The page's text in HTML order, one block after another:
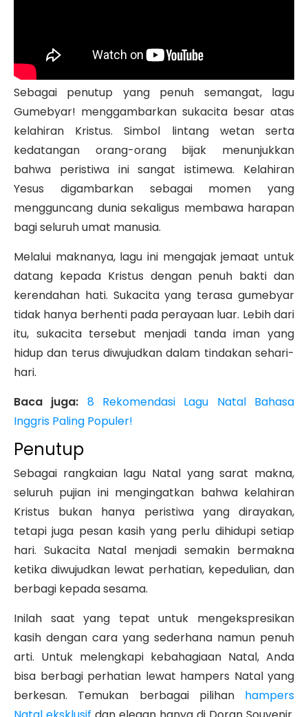
Sebagai penutup yang penuh semangat, lagu
Gumebyar! menggambarkan sukacita besar atas
kelahiran Kristus. Simbol lintang wetan serta
kedatangan orang-orang bijak menunjukkan
bahwa peristiwa ini sangat istimewa. Kelahiran
Yesus digambarkan sebagai momen yang
mengguncang dunia sekaligus membawa harapan
bagi seluruh umat manusia.
Melalui maknanya, lagu ini mengajak jemaat untuk
datang kepada Kristus dengan penuh bakti dan
kerendahan hati. Sukacita yang terasa gumebyar
tidak hanya berhenti pada perayaan luar. Lebih dari
itu, sukacita tersebut menjadi tanda iman yang
hidup dan terus diwujudkan dalam tindakan sehari-
hari.
Baca juga: 8 Rekomendasi Lagu Natal Bahasa
Inggris Paling Populer!
Penutup
Sebagai rangkaian lagu Natal yang sarat makna,
seluruh pujian ini mengingatkan bahwa kelahiran
Kristus bukan hanya peristiwa yang dirayakan,
tetapi juga pesan kasih yang perlu dihidupi setiap
hari. Sukacita Natal menjadi semakin bermakna
ketika diwujudkan lewat perhatian, kepedulian, dan
berbagi kepada sesama.
Inilah saat yang tepat untuk mengekspresikan
kasih dengan cara yang sederhana namun penuh
arti. Untuk melengkapi kebahagiaan Natal, Anda
bisa berbagi perhatian lewat hampers Natal yang
berkesan. Temukan berbagai pilihan hampers